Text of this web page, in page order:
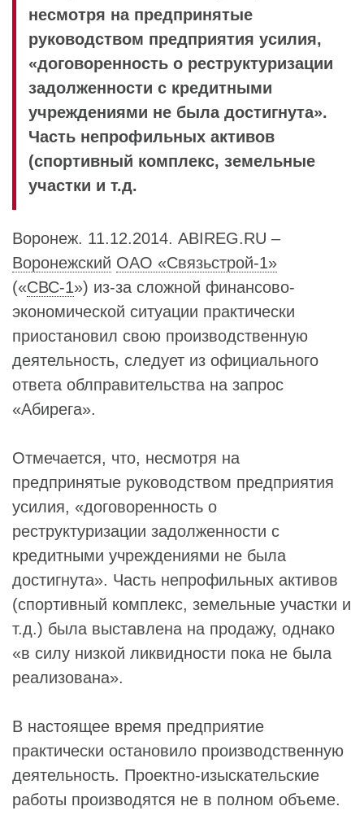
несмотря на предпринятые
руководством предприятия усилия,
«договоренность о реструктуризации
задолженности с кредитными
учреждениями не была достигнута».
Часть непрофильных активов
(спортивный комплекс, земельные
участки и т.д.
Воронеж. 11.12.2014. ABIREG.RU –
Воронежский ОАО «Связьстрой-1»
(«СВС-1») из-за сложной финансово-
экономической ситуации практически
приостановил свою производственную
деятельность, следует из официального
ответа облправительства на запрос
«Абирега».
Отмечается, что, несмотря на
предпринятые руководством предприятия
усилия, «договоренность о
реструктуризации задолженности с
кредитными учреждениями не была
достигнута». Часть непрофильных активов
(спортивный комплекс, земельные участки и
т.д.) была выставлена на продажу, однако
«в силу низкой ликвидности пока не была
реализована».
В настоящее время предприятие
практически остановило производственную
деятельность. Проектно-изыскательские
работы производятся не в полном объеме.